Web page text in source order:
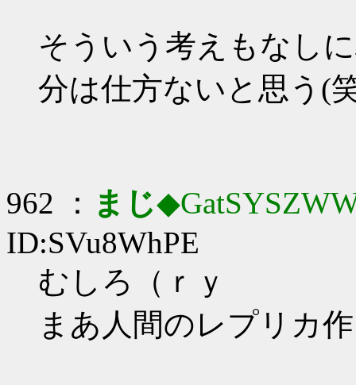
そういう考えもなし
分は仕方ないと思う(
962 ： まじ
ID:SVu8WhPE
むしろ（ｒｙ
まあ人間のレプリカ